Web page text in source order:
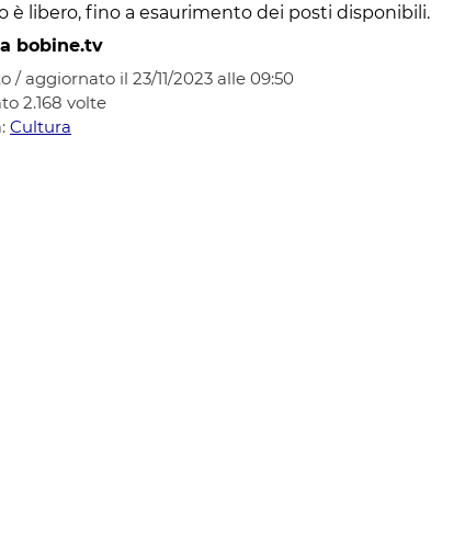
è libero, fino a esaurimento dei posti disponibili.
bobine.tv
/ aggiornato il 23/11/2023 alle 09:50
2.168 volte
Cultura